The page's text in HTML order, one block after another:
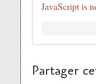
JavaScript is
Partager